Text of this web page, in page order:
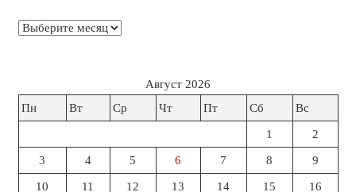
Архивы
Август 2026
Пн
Вт Ср Чт Пт Сб Вс
1 2
3 4 5 6 7 8 9
10 11 12 13 14 15 16